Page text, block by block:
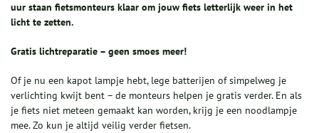
uur staan fietsmonteurs klaar om jouw fiets letterlijk weer in het
licht te zetten.
Gratis lichtreparatie – geen smoes meer!
Of je nu een kapot lampje hebt, lege batterijen of simpelweg je
verlichting kwijt bent – de monteurs helpen je gratis verder. En als
je fiets niet meteen gemaakt kan worden, krijg je een noodlampje
mee. Zo kun je altijd veilig verder fietsen.